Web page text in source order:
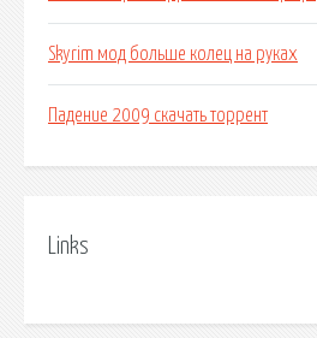
Skyrim мод больше колец на руках
Падение 2009 скачать торрент
Links